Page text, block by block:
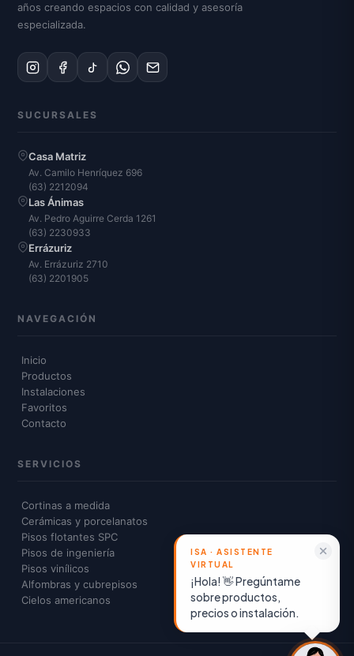
¡Hola! 👋 Pregúntame
sobre productos,
precios o instalación.
años creando espacios con calidad y asesoría
especializada.
SUCURSALES
Casa Matriz
Av. Camilo Henríquez 696
(63) 2212094
Las Ánimas
Av. Pedro Aguirre Cerda 1261
(63) 2230933
Errázuriz
Av. Errázuriz 2710
(63) 2201905
NAVEGACIÓN
Inicio
Productos
Instalaciones
Favoritos
Contacto
SERVICIOS
Cortinas a medida
Cerámicas y porcelanatos
Pisos flotantes SPC
Pisos de ingeniería
Pisos vinílicos
Alfombras y cubrepisos
Cielos americanos